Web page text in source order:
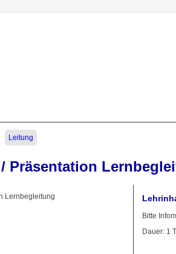
Leitung
Präsentation
Lernbegleitung
Bitte
Dauer: 1